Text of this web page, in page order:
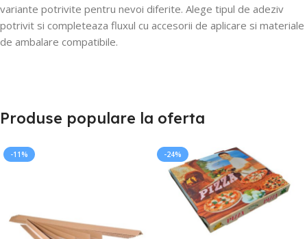
variante potrivite pentru nevoi diferite. Alege tipul de adeziv
potrivit si completeaza fluxul cu accesorii de aplicare si materiale
de ambalare compatibile.
Produse populare la oferta
-11% -24%